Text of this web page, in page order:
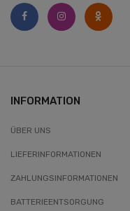
INFORMATION
ÜBER UNS
LIEFERINFORMATIONEN
ZAHLUNGSINFORMATIONEN
BATTERIEENTSORGUNG